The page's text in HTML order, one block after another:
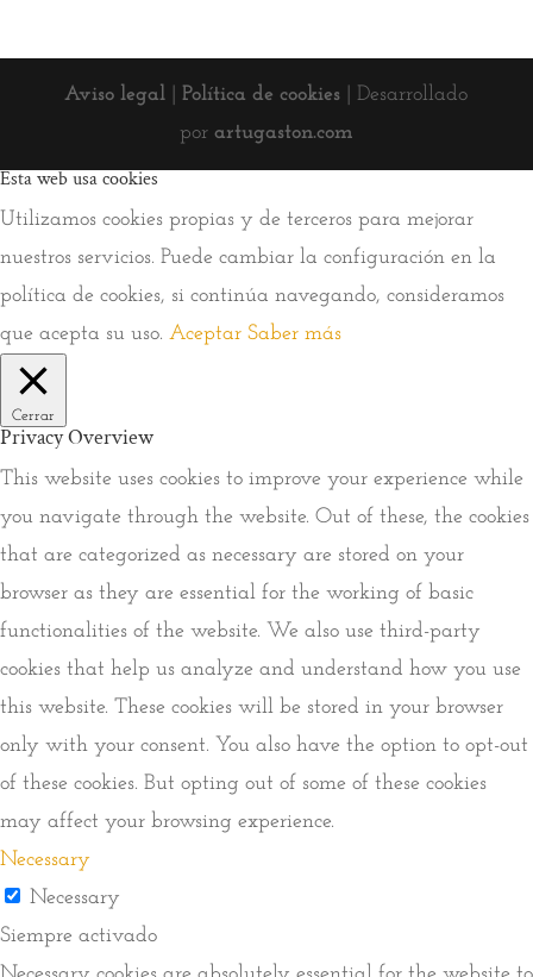
Aviso legal |Política de cookies | Desarrollado
por artugaston.com
Esta web usa cookies
Utilizamos cookies propias y de terceros para mejorar
nuestros servicios. Puede cambiar la configuración en la
política de cookies, si continúa navegando, consideramos
que acepta su uso. Aceptar Saber más
Cerrar
Privacy Overview
This website uses cookies to improve your experience while
you navigate through the website. Out of these, the cookies
that are categorized as necessary are stored on your
browser as they are essential for the working of basic
functionalities of the website. We also use third-party
cookies that help us analyze and understand how you use
this website. These cookies will be stored in your browser
only with your consent. You also have the option to opt-out
of these cookies. But opting out of some of these cookies
may affect your browsing experience.
Necessary
Necessary
Siempre activado